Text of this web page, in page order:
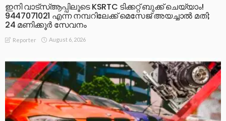
ഇനി വാട്‌സ്ആപ്പിലൂടെ KSRTC ടിക്കറ്റ് ബുക്ക് ചെയ്യാം!
9447071021 എന്ന നമ്പറിലേക്ക് മെസേജ് അയച്ചാൽ മതി;
24 മണിക്കൂർ സേവനം
Reporter August 6, 2026